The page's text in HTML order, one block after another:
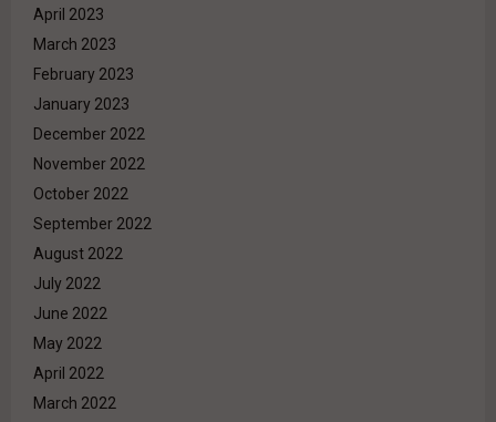
April 2023
March 2023
February 2023
January 2023
December 2022
November 2022
October 2022
September 2022
August 2022
July 2022
June 2022
May 2022
April 2022
March 2022